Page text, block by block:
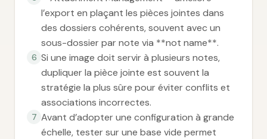
l’export en plaçant les pièces jointes dans
des dossiers cohérents, souvent avec un
sous-dossier par note via **not name**.
6 Si une image doit servir à plusieurs notes,
dupliquer la pièce jointe est souvent la
stratégie la plus sûre pour éviter conflits et
associations incorrectes.
7 Avant d’adopter une configuration à grande
échelle, tester sur une base vide permet